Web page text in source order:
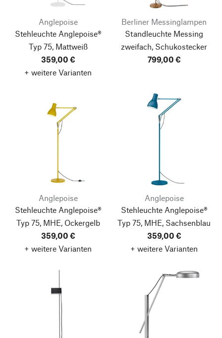
Anglepoise
Stehleuchte Anglepoise®
Typ 75, Mattweiß
359,00 €
+ weitere Varianten
Berliner Messinglampen
Standleuchte Messing
zweifach, Schukostecker
799,00 €
Anglepoise
Stehleuchte Anglepoise®
Typ 75, MHE, Ockergelb
359,00 €
+ weitere Varianten
Anglepoise
Stehleuchte Anglepoise®
Typ 75, MHE, Sachsenblau
359,00 €
+ weitere Varianten